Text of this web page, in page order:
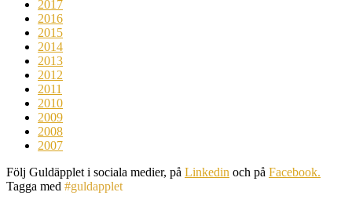
2017
2016
2015
2014
2013
2012
2011
2010
2009
2008
2007
Följ Guldäpplet i sociala medier, på Linkedin och på Facebook.
Tagga med #guldapplet